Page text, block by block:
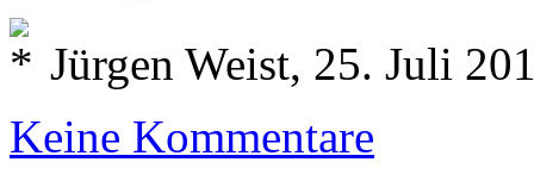
Jürgen Weist, 25. Juli
Keine Kommentare